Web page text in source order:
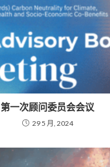
第一次顾问委员会会议
29 5 月, 2024